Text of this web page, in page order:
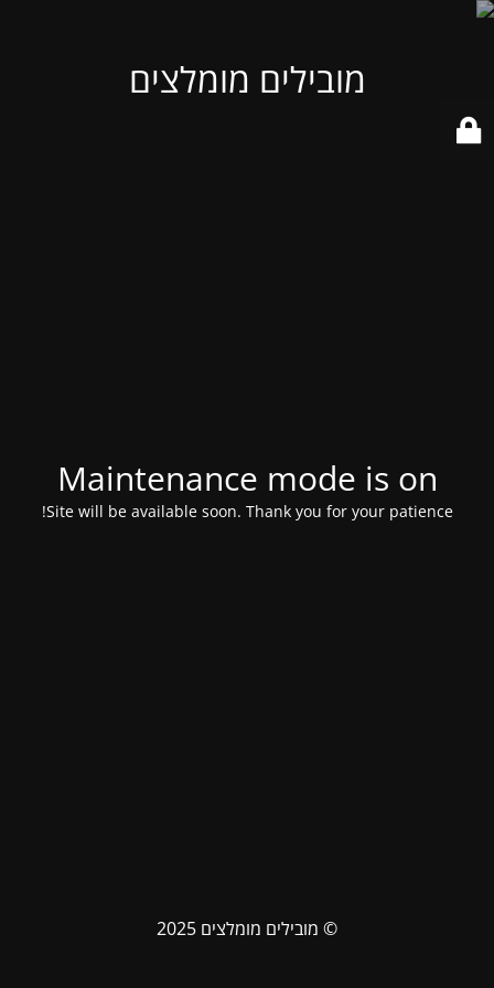
מובילים מומלצים
Maintenance mode is on
Site will be available soon. Thank you for your patience!
© מובילים מומלצים 2025